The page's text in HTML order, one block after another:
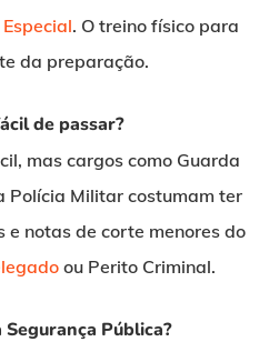
. O treino físico para
da preparação.
de passar?
mas cargos como Guarda
Polícia Militar costumam ter
e notas de corte menores do
ou Perito Criminal.
Pública?